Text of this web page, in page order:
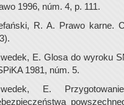
1996, núm. 4, p. 111.
R. A. Prawo karne.
E. Glosa do wyroku
1981, núm. 5.
E.